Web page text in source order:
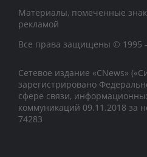
Материалы, помеченные
рекламой
Все права защищены © 1995
Сетевое издание «CNews»
зарегистрировано
сфере связи,
коммуникаций 09.11.2018 за
74283